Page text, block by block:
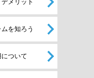
メリット
を知ろう
ついて